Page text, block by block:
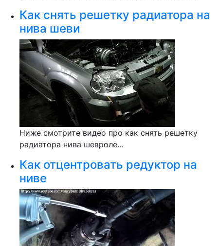
Как снять решетку радиатора на
нива шеви
Ниже смотрите видео про как снять решетку
радиатора нива шевроле...
Как отцентровать редуктор на
ниве